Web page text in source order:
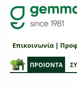
ΠΡΟΙΟΝΤΑ
Επικοινωνία|